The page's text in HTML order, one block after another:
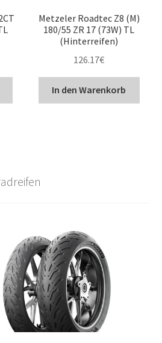
Metzeler Roadtec Z8 (M)
180/55 ZR 17 (73W) TL
(Hinterreifen)
126.17€
In den Warenkorb